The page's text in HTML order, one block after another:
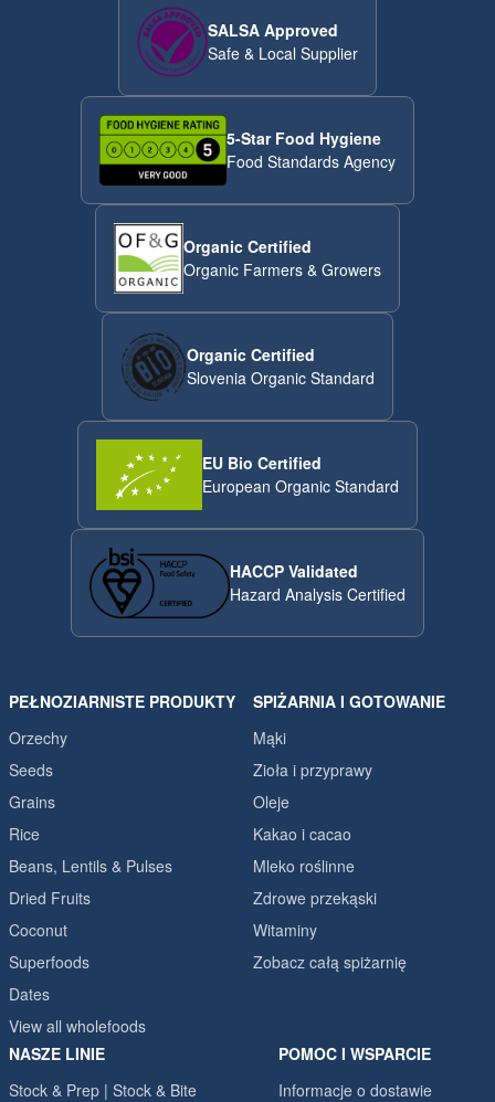
SALSA Approved
Safe & Local Supplier
5-Star Food Hygiene
Food Standards Agency
Organic Certified
Organic Farmers & Growers
Organic Certified
Slovenia Organic Standard
EU Bio Certified
European Organic Standard
HACCP Validated
Hazard Analysis Certified
PEŁNOZIARNISTE PRODUKTY
Orzechy
Seeds
Grains
Rice
Beans, Lentils & Pulses
Dried Fruits
Coconut
Superfoods
Dates
View all wholefoods
SPIŻARNIA I GOTOWANIE
Mąki
Zioła i przyprawy
Oleje
Kakao i cacao
Mleko roślinne
Zdrowe przekąski
Witaminy
Zobacz całą spiżarnię
NASZE LINIE
Stock & Prep | Stock & Bite
POMOC I WSPARCIE
Informacje o dostawie